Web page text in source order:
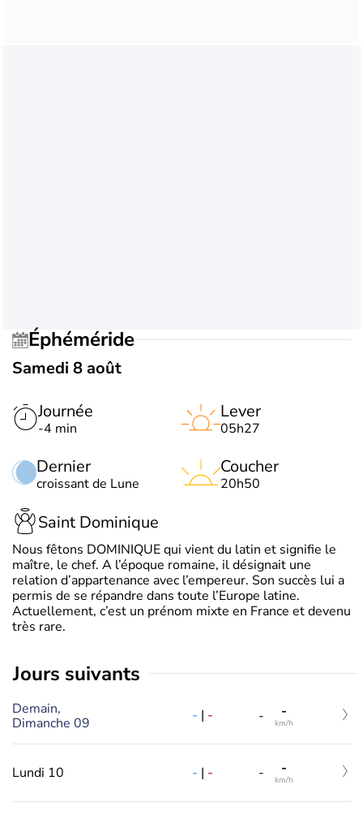
Éphéméride
Samedi 8 août
Journée
-4 min
Dernier
croissant de Lune
Lever
05h27
Coucher
20h50
Saint Dominique
Nous fêtons DOMINIQUE qui vient du latin et signifie le
maître, le chef. A l’époque romaine, il désignait une
relation d’appartenance avec l’empereur. Son succès lui a
permis de se répandre dans toute l’Europe latine.
Actuellement, c’est un prénom mixte en France et devenu
très rare.
jours suivants
Demain,
Dimanche 09
- | - - -
km/h
Lundi 10 - | - - -
km/h